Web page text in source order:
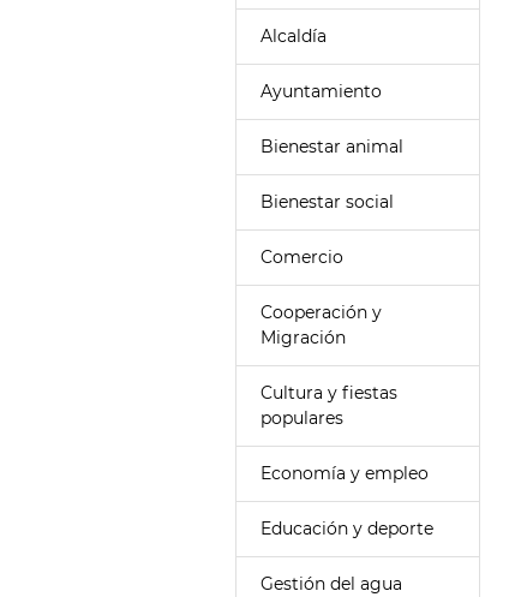
Alcaldía
Ayuntamiento
Bienestar animal
Bienestar social
Comercio
Cooperación y
Migración
Cultura y fiestas
populares
Economía y empleo
Educación y deporte
Gestión del agua